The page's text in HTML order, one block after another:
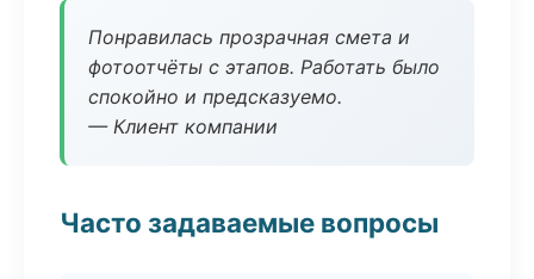
Понравилась прозрачная смета и
фотоотчёты с этапов. Работать было
спокойно и предсказуемо.
— Клиент компании
Часто задаваемые вопросы